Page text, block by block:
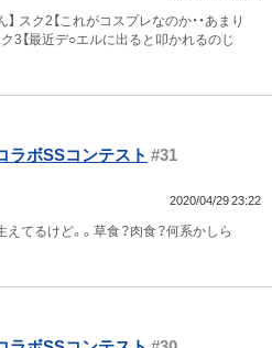
スク2【これがコスプレなのか・・あまり
ク3【最近デ○エルに出ると叩かれるのじ
ラボSSコンテスト #31
2020/04/29 23:22
えてるけど。。草食？肉食？何系かしら